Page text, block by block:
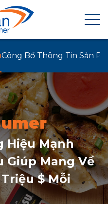
Công Bố Thông Tin Sản
Hiệu Mạnh
Giúp Mang Về
$ Mỗi